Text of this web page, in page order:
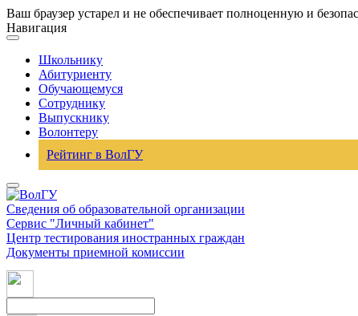
Ваш браузер устарел и не обеспечивает полноценную и
Навигация
Школьнику
Абитуриенту
Обучающемуся
Сотруднику
Выпускнику
Волонтеру
Рейтинг в ВолГУ
Сведения об образовательной организации
Сервис "Личный кабинет"
Центр тестирования иностранных граждан
Документы приемной комиссии